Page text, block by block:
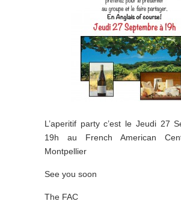
L’aperitif party c’est le Jeudi 27
19h au French American
Montpellier
See you soon
The FAC